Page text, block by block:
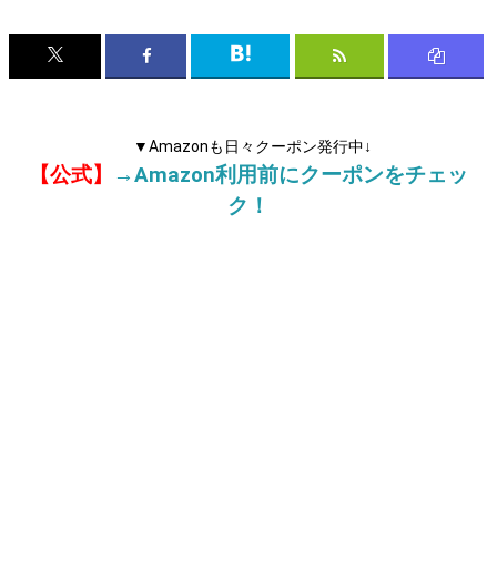
▼Amazonも日々クーポン発行中↓
【公式】
→Amazon利用前にクーポンをチェッ
ク！